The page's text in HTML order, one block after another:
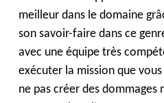
meilleur dans le domaine
son savoir-faire dans ce
avec une équipe très
exécuter la mission que
ne pas créer des dommages